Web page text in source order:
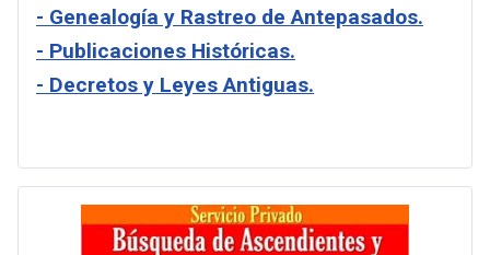
- Genealogía y Rastreo de Antepasados.
- Publicaciones Históricas.
- Decretos y Leyes Antiguas.